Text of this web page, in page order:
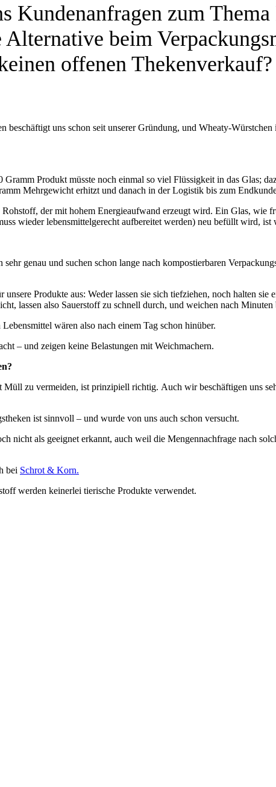
Kundenanfragen zum
Alternative beim
offenen Thekenverkauf?
beschäftigt uns schon seit unserer Gründung, und Wheaty-
Produkt müsste noch einmal so viel Flüssigkeit in das Glas;
Mehrgewicht erhitzt und danach in der Logistik bis zum
Rohstoff, der mit hohem Energieaufwand erzeugt wird. Ein Glas,
wieder lebensmittelgerecht aufbereitet werden) neu befüllt wird,
genau und suchen schon lange nach kompostierbaren
Produkte aus: Weder lassen sie sich tiefziehen, noch halten
lassen also Sauerstoff zu schnell durch, und weichen nach
wären also nach einem Tag schon hinüber.
– und zeigen keine Belastungen mit Weichmachern.
zu vermeiden, ist prinzipiell richtig. Auch wir beschäftigen uns
ist sinnvoll – und wurde von uns auch schon versucht.
nicht als geeignet erkannt, auch weil die Mengennachfrage nach
bei Schrot & Korn.
werden keinerlei tierische Produkte verwendet.